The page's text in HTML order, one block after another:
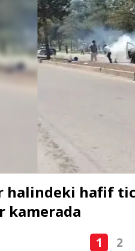
halindeki hafif
kamerada
1 2